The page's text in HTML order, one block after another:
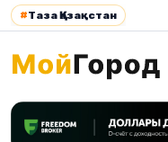
#Таза Қазақстан